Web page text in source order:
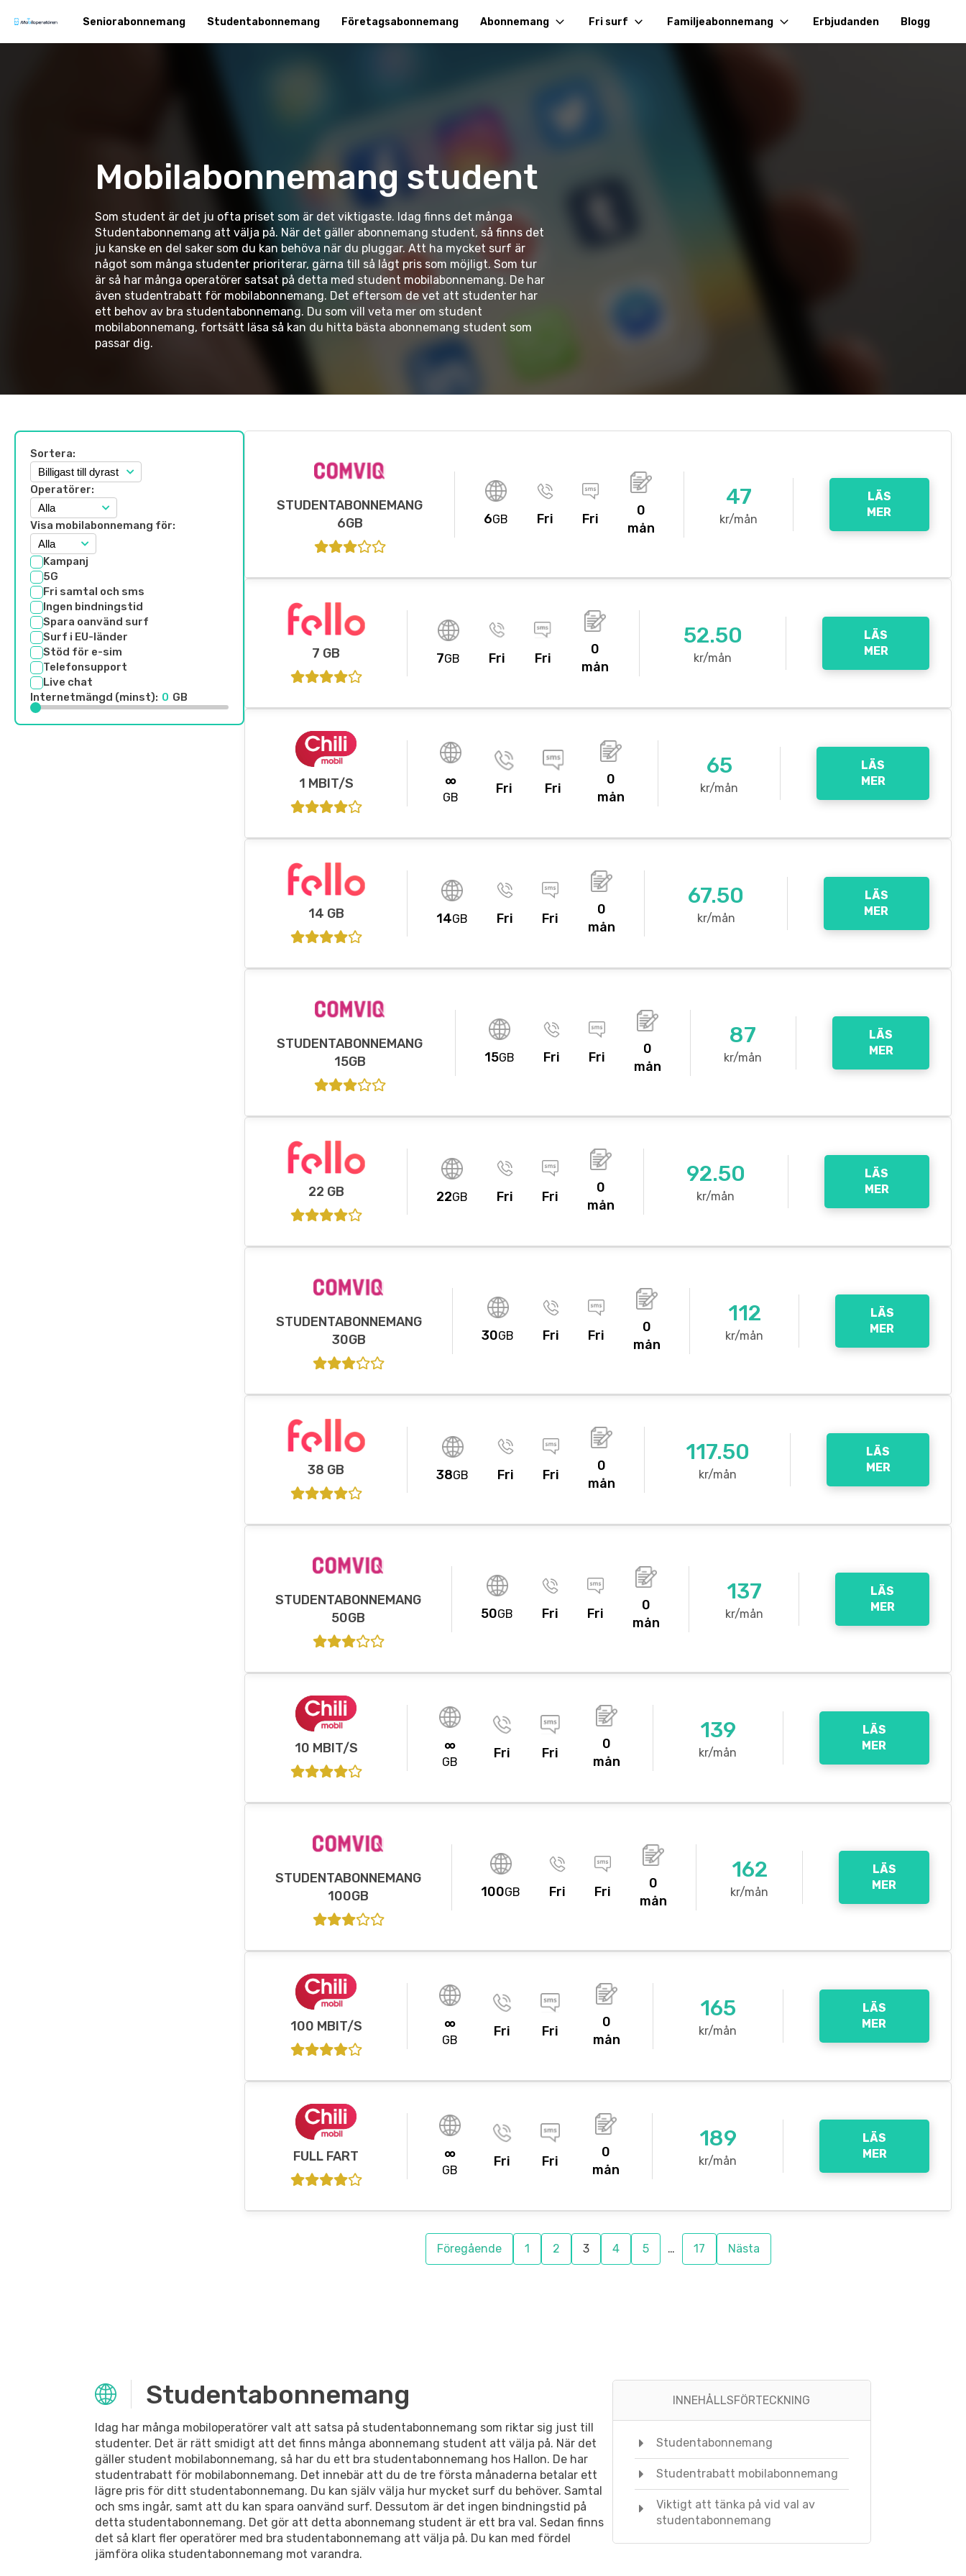
Seniorabonnemang Studentabonnemang Företagsabonnemang Abonnemang Fri surf Familjeabonnemang Erbjudanden Blogg
Mobilabonnemang student
Som student är det ju ofta priset som är det viktigaste. Idag finns det många
Studentabonnemang att välja på. När det gäller abonnemang student, så finns det
ju kanske en del saker som du kan behöva när du pluggar. Att ha mycket surf är
något som många studenter prioriterar, gärna till så lågt pris som möjligt. Som tur
är så har många operatörer satsat på detta med student mobilabonnemang. De har
även studentrabatt för mobilabonnemang. Det eftersom de vet att studenter har
ett behov av bra studentabonnemang. Du som vill veta mer om student
mobilabonnemang, fortsätt läsa så kan du hitta bästa abonnemang student som
passar dig.
Sortera:
Operatörer:
Visa mobilabonnemang för:
Kampanj
5G
Fri samtal och sms
Ingen bindningstid
Spara oanvänd surf
Surf i EU-länder
Stöd för e-sim
Telefonsupport
Live chat
Internetmängd (minst): 0 GB
STUDENTABONNEMANG
6GB
6GB Fri Fri
0
mån
47
kr/mån
LÄS
MER
7 GB 7GB Fri Fri
0
mån
52.50
kr/mån
LÄS
MER
1 MBIT/S ∞
GB
Fri Fri
0
mån
65
kr/mån
LÄS
MER
14 GB 14GB Fri Fri
0
mån
67.50
kr/mån
LÄS
MER
STUDENTABONNEMANG
15GB
15GB Fri Fri
0
mån
87
kr/mån
LÄS
MER
22 GB 22GB Fri Fri
0
mån
92.50
kr/mån
LÄS
MER
STUDENTABONNEMANG
30GB
30GB Fri Fri
0
mån
112
kr/mån
LÄS
MER
38 GB 38GB Fri Fri
0
mån
117.50
kr/mån
LÄS
MER
STUDENTABONNEMANG
50GB
50GB Fri Fri
0
mån
137
kr/mån
LÄS
MER
10 MBIT/S ∞
GB
Fri Fri
0
mån
139
kr/mån
LÄS
MER
STUDENTABONNEMANG
100GB
100GB Fri Fri
0
mån
162
kr/mån
LÄS
MER
100 MBIT/S ∞
GB
Fri Fri
0
mån
165
kr/mån
LÄS
MER
FULL FART ∞
GB
Fri Fri
0
mån
189
kr/mån
LÄS
MER
Föregående 1 2 3 4 5 … 17 Nästa
Studentabonnemang
Idag har många mobiloperatörer valt att satsa på studentabonnemang som riktar sig just till
studenter. Det är rätt smidigt att det finns många abonnemang student att välja på. När det
gäller student mobilabonnemang, så har du ett bra studentabonnemang hos Hallon. De har
studentrabatt för mobilabonnemang. Det innebär att du de tre första månaderna betalar ett
lägre pris för ditt studentabonnemang. Du kan själv välja hur mycket surf du behöver. Samtal
och sms ingår, samt att du kan spara oanvänd surf. Dessutom är det ingen bindningstid på
detta studentabonnemang. Det gör att detta abonnemang student är ett bra val. Sedan finns
det så klart fler operatörer med bra studentabonnemang att välja på. Du kan med fördel
jämföra olika studentabonnemang mot varandra.
INNEHÅLLSFÖRTECKNING
Studentabonnemang
Studentrabatt mobilabonnemang
Viktigt att tänka på vid val av
studentabonnemang